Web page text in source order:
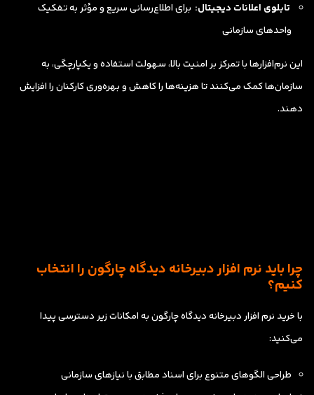
تابلوی اعلانات دیجیتال: برای اطلاع‌رسانی سریع و مؤثر به تفکیک
واحدهای سازمانی
این نرم‌افزارها با تمرکز بر امنیت بالا، سهولت استفاده و یکپارچگی، به
سازمان‌ها کمک می‌کنند تا هزینه‌ها را کاهش و بهره‌وری کارکنان را افزایش
دهند.
چرا باید نرم افزار دبیرخانه دیدگاه چارگون را انتخاب
کنیم؟
با خرید نرم افزار دبیرخانه دیدگاه چارگون به امکانات زیر دسترسی پیدا
می‌کنید:
طراحی الگوهای متنوع برای اسناد مطابق با نیازهای سازمانی